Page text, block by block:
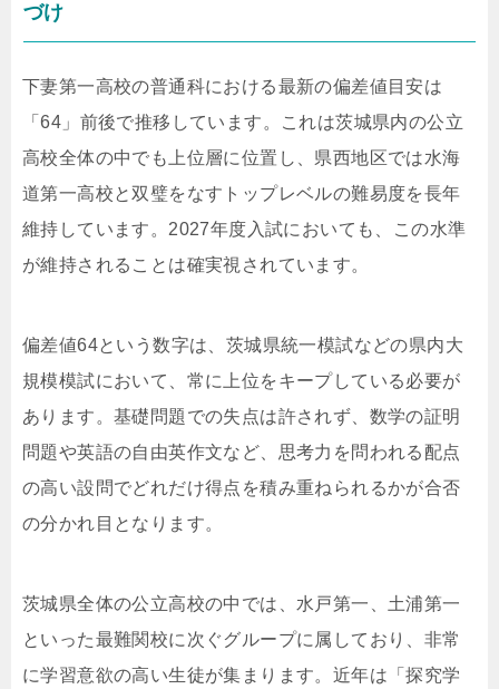
づけ
下妻第一高校の普通科における最新の偏差値目安は
「64」前後で推移しています。これは茨城県内の公立
高校全体の中でも上位層に位置し、県西地区では水海
道第一高校と双璧をなすトップレベルの難易度を長年
維持しています。2027年度入試においても、この水準
が維持されることは確実視されています。
偏差値64という数字は、茨城県統一模試などの県内大
規模模試において、常に上位をキープしている必要が
あります。基礎問題での失点は許されず、数学の証明
問題や英語の自由英作文など、思考力を問われる配点
の高い設問でどれだけ得点を積み重ねられるかが合否
の分かれ目となります。
茨城県全体の公立高校の中では、水戸第一、土浦第一
といった最難関校に次ぐグループに属しており、非常
に学習意欲の高い生徒が集まります。近年は「探究学